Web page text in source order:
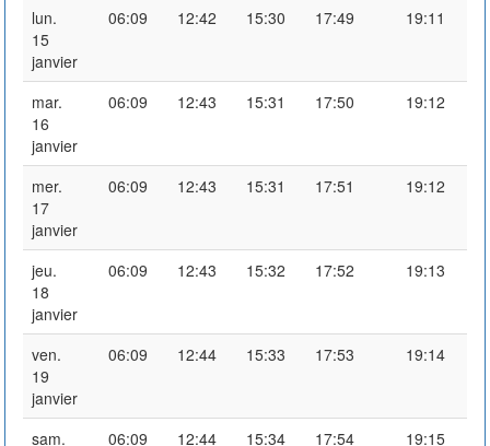
lun.
15
janvier
06:09 12:42 15:30 17:49 19:11
mar.
16
janvier
06:09 12:43 15:31 17:50 19:12
mer.
17
janvier
06:09 12:43 15:31 17:51 19:12
jeu.
18
janvier
06:09 12:43 15:32 17:52 19:13
ven.
19
janvier
06:09 12:44 15:33 17:53 19:14
sam. 06:09 12:44 15:34 17:54 19:15